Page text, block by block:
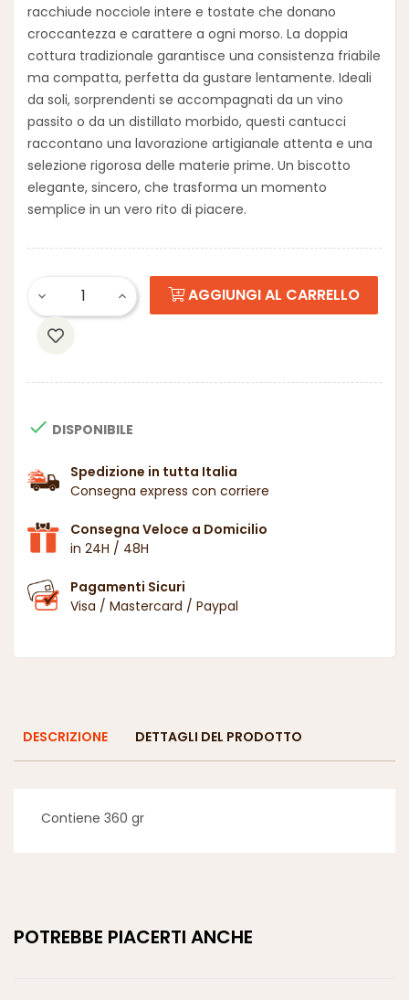
racchiude nocciole intere e tostate che donano
croccantezza e carattere a ogni morso. La doppia
cottura tradizionale garantisce una consistenza friabile
ma compatta, perfetta da gustare lentamente. Ideali
da soli, sorprendenti se accompagnati da un vino
passito o da un distillato morbido, questi cantucci
raccontano una lavorazione artigianale attenta e una
selezione rigorosa delle materie prime. Un biscotto
elegante, sincero, che trasforma un momento
semplice in un vero rito di piacere.
AGGIUNGI AL CARRELLO
 DISPONIBILE
Spedizione in tutta Italia
Consegna express con corriere
Consegna Veloce a Domicilio
in 24H / 48H
Pagamenti Sicuri
Visa / Mastercard / Paypal
DESCRIZIONE DETTAGLI DEL PRODOTTO
Contiene 360 gr
POTREBBE PIACERTI ANCHE